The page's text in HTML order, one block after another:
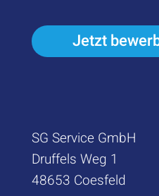
Jetzt
SG Service GmbH
Druffels Weg 1
48653 Coesfeld